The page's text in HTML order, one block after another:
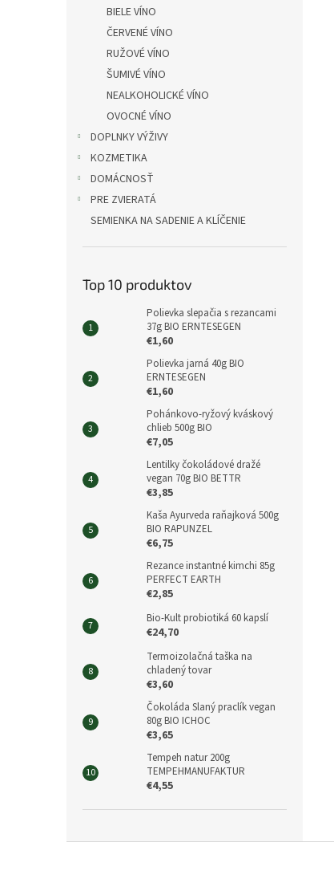
BIELE VÍNO
ČERVENÉ VÍNO
RUŽOVÉ VÍNO
ŠUMIVÉ VÍNO
NEALKOHOLICKÉ VÍNO
OVOCNÉ VÍNO
DOPLNKY VÝŽIVY
KOZMETIKA
DOMÁCNOSŤ
PRE ZVIERATÁ
SEMIENKA NA SADENIE A KLÍČENIE
Top 10 produktov
Polievka slepačia s rezancami
37g BIO ERNTESEGEN
€1,60
Polievka jarná 40g BIO
ERNTESEGEN
€1,60
Pohánkovo-ryžový kváskový
chlieb 500g BIO
€7,05
Lentilky čokoládové dražé
vegan 70g BIO BETTR
€3,85
Kaša Ayurveda raňajková 500g
BIO RAPUNZEL
€6,75
Rezance instantné kimchi 85g
PERFECT EARTH
€2,85
Bio-Kult probiotiká 60 kapslí
€24,70
Termoizolačná taška na
chladený tovar
€3,60
Čokoláda Slaný praclík vegan
80g BIO ICHOC
€3,65
Tempeh natur 200g
TEMPEHMANUFAKTUR
€4,55